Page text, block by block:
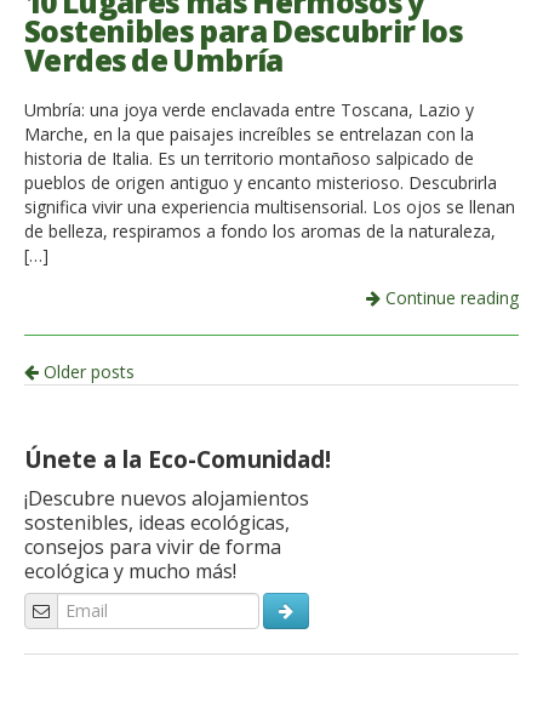
Sostenibles para Descubrir los
Verdes de Umbría
Umbría: una joya verde enclavada entre Toscana, Lazio y
Marche, en la que paisajes increíbles se entrelazan con la
historia de Italia. Es un territorio montañoso salpicado de
pueblos de origen antiguo y encanto misterioso. Descubrirla
significa vivir una experiencia multisensorial. Los ojos se llenan
de belleza, respiramos a fondo los aromas de la naturaleza,
[…]
Continue reading
Post
Older posts
Únete a la Eco-Comunidad!
¡Descubre nuevos alojamientos
sostenibles, ideas ecológicas,
consejos para vivir de forma
ecológica y mucho más!